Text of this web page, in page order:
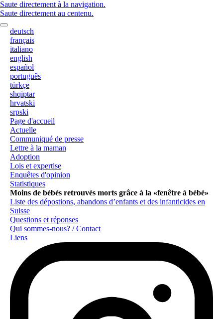
Saute directement à la navigation.
Saute directement au centenu.
deutsch
français
italiano
english
español
português
türkçe
shqiptar
hrvatski
srpski
Page d'accueil
Actuelle
Communiqué de presse
Lettre à la maman
Adoption
Lois et expertise
Enquêtes d'opinion
Statistiques
Moins de bébés retrouvés morts grâce à la «fenêtre à bébé»
Liste des dépostions, abandons d’enfants et des infanticides en
Suisse
Questions et réponses
Qui sommes-nous? / Contact
Liens